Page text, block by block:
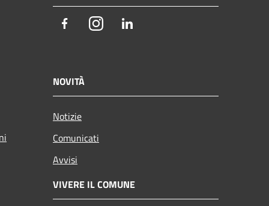
FacebookInstagram
NOVITÀ
Notizie
Comunicati
Avvisi
VIVERE IL COMUNE